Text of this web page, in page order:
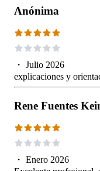
Anónima
・ Julio 2026
explicaciones y
Rene Fuentes
・ Enero 2026